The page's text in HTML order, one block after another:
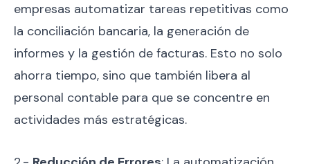
empresas automatizar tareas repetitivas como
la conciliación bancaria, la generación de
informes y la gestión de facturas. Esto no solo
ahorra tiempo, sino que también libera al
personal contable para que se concentre en
actividades más estratégicas.